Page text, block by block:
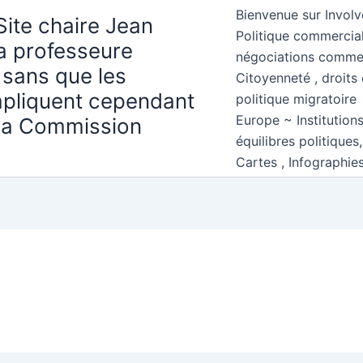
chaire Jean
professeure
que les
cependant
Commission
Bienvenue sur
Politique
négociations
Citoyenneté ,
politique migratoire
Europe ~
équilibres
Cartes ,